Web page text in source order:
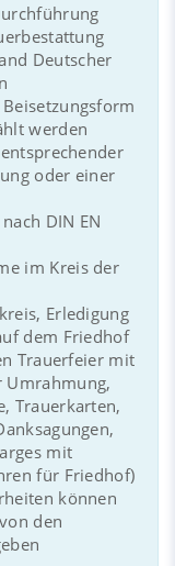
Deutscher
werden
oder einer
DIN EN
im Kreis der
Erledigung
dem Friedhof
Trauerfeier mit
Umrahmung,
Trauerkarten,
mit
für Friedhof)
können
den